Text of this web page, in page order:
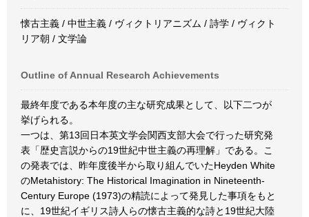
懐古主義 / 中世主義 / ヴィクトリアニズム / 詩学 / ヴィクト
リア朝 / 文学論
Outline of Annual Research Achievements
最終年度である本年度の主な研究成果として、以下二つが
挙げられる。
一つは、第13回日本英文学会関西支部大会で行った研究発
表「歴史言説からの19世紀中世主義の再理解」である。こ
の発表では、昨年度後半から取り組んでいたHeyden White
のMetahistory: The Historical Imagination in Nineteenth-
Century Europe (1973)の精読によって発見した事項をもと
に、19世紀イギリス詩人らの懐古主義的な詩と19世紀大陸